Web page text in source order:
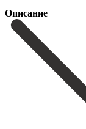
Описание